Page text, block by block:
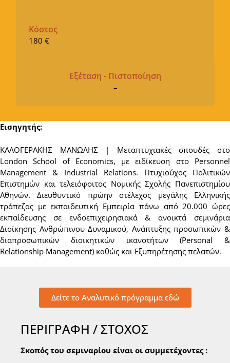
Κόστος
180 €
Εξέταση - Πιστοποίηση
–
Εισηγητής:
ΚΑΛΟΓΕΡΑΚΗΣ ΜΑΝΩΛΗΣ | Μεταπτυχιακές σπουδές στο
London School of Economics, με ειδίκευση στο Personnel
Management & Industrial Relations. Πτυχιούχος Πολιτικών
Επιστημών και τελειόφοιτος Νομικής Σχολής Πανεπιστημίου
Αθηνών. Διευθυντικό πρώην στέλεχος μεγάλης Ελληνικής
τράπεζας με εκπαιδευτική Εμπειρία πάνω από 20.000 ώρες
εκπαίδευσης σε ενδοεπιχειρησιακά & ανοικτά σεμινάρια
Διοίκησης Ανθρώπινου Δυναμικού, Ανάπτυξης προσωπικών &
διαπροσωπικών διοικητικών ικανοτήτων (Personal &
Relationship Management) καθώς και Εξυπηρέτησης πελατών.
Δείτε το Αναλυτικό πρόγραμμα εδώ
ΠΕΡΙΓΡΑΦΗ / ΣΤΟΧΟΣ
Σκοπός του σεμιναρίου είναι οι συμμετέχοντες :